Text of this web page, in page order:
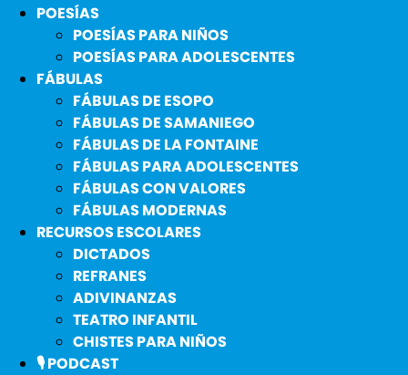
POESÍAS
POESÍAS PARA NIÑOS
POESÍAS PARA ADOLESCENTES
FÁBULAS
FÁBULAS DE ESOPO
FÁBULAS DE SAMANIEGO
FÁBULAS DE LA FONTAINE
FÁBULAS PARA ADOLESCENTES
FÁBULAS CON VALORES
FÁBULAS MODERNAS
RECURSOS ESCOLARES
DICTADOS
REFRANES
ADIVINANZAS
TEATRO INFANTIL
CHISTES PARA NIÑOS
🎙️ PODCAST